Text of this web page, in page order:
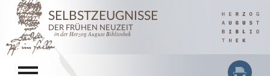
SELBSTZEUGNISSE
DER FRÜHEN NEUZEIT
in der Herzog August Bibliothek